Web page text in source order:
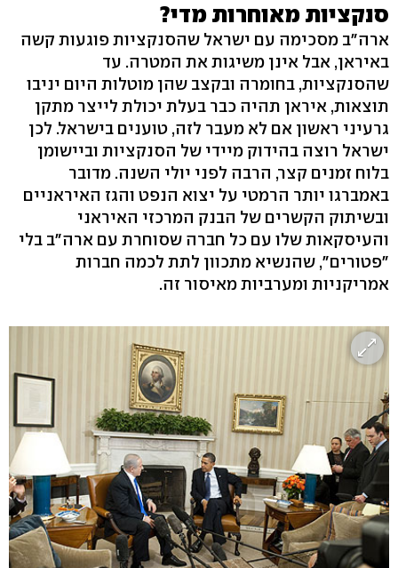
סנקציות מאוחרות מדי?
ארה"ב מסכימה עם ישראל שהסנקציות פוגעות קשה
באיראן, אבל אינן משיגות את המטרה. עד
שהסנקציות, בחומרה ובקצב שהן מוטלות היום יניבו
תוצאות, איראן תהיה כבר בעלת יכולת לייצר מתקן
גרעיני ראשון אם לא מעבר לזה, טוענים בישראל. לכן
ישראל רוצה בהידוק מיידי של הסנקציות וביישומן
בלוח זמנים קצר, הרבה לפני יולי השנה. מדובר
באמברגו יותר הרמטי על יצוא הנפט והגז האיראניים
ובשיתוק הקשרים של הבנק המרכזי האיראני
והעיסקאות שלו עם כל חברה שסוחרת עם ארה"ב בלי
"פטורים", שהנשיא מתכוון לתת לכמה חברות
אמריקניות ומערביות מאיסור זה.